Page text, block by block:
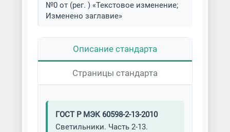
№0 от (рег. ) «Текстовое изменение;
Изменено заглавие»
Описание стандарта
Страницы стандарта
ГОСТ Р МЭК 60598-2-13-2010
Светильники. Часть 2-13.